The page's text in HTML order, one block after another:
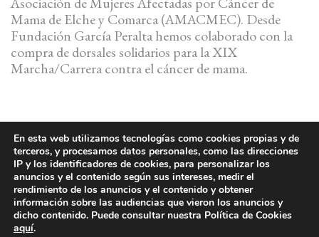
Mama de Elche y Comarca (AMACMEC). Desde
Fundación García Peralta hemos colaborado con la
compra de dorsales solidarios para la XIX
Marcha/Carrera contra el cáncer de mama.
MEMORIA ANUAL
PRIVACIDAD
COOKIES LEGAL
En esta web utilizamos tecnologías como cookies propias y de
terceros, y procesamos datos personales, como las direcciones
IP y los identificadores de cookies, para personalizar los
anuncios y el contenido según sus intereses, medir el
rendimiento de los anuncios y el contenido y obtener
información sobre las audiencias que vieron los anuncios y
dicho contenido. Puede consultar nuestra Política de Cookies
aquí.